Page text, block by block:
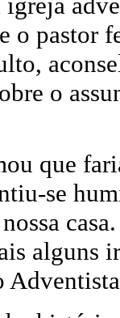
o pastor
o
que
se
alguns